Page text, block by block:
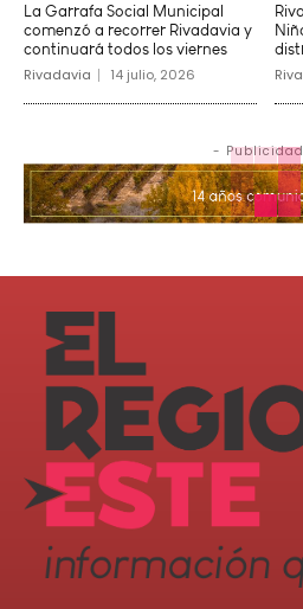
La Garrafa Social Municipal
comenzó a recorrer Rivadavia y
continuará todos los viernes
Rivadavia 14 julio, 2026
-